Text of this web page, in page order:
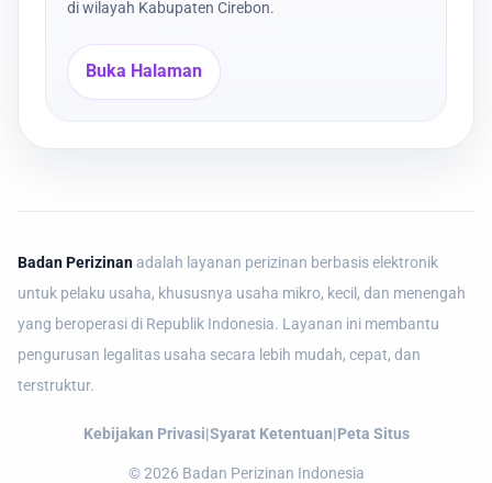
di wilayah Kabupaten Cirebon.
Buka Halaman
Badan Perizinan adalah layanan perizinan berbasis elektronik
untuk pelaku usaha, khususnya usaha mikro, kecil, dan menengah
yang beroperasi di Republik Indonesia. Layanan ini membantu
pengurusan legalitas usaha secara lebih mudah, cepat, dan
terstruktur.
Kebijakan Privasi|Syarat Ketentuan|Peta Situs
©2026 Badan Perizinan Indonesia